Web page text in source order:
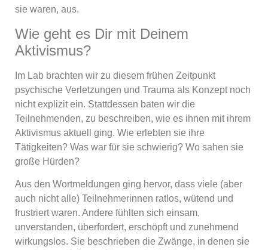
sie waren, aus.
Wie geht es Dir mit Deinem
Aktivismus?
Im Lab brachten wir zu diesem frühen Zeitpunkt
psychische Verletzungen und Trauma als Konzept noch
nicht explizit ein. Stattdessen baten wir die
Teilnehmenden, zu beschreiben, wie es ihnen mit ihrem
Aktivismus aktuell ging. Wie erlebten sie ihre
Tätigkeiten? Was war für sie schwierig? Wo sahen sie
große Hürden?
Aus den Wortmeldungen ging hervor, dass viele (aber
auch nicht alle) Teilnehmerinnen ratlos, wütend und
frustriert waren. Andere fühlten sich einsam,
unverstanden, überfordert, erschöpft und zunehmend
wirkungslos. Sie beschrieben die Zwänge, in denen sie